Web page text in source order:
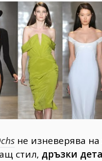
не изневерява
стил, дръзки